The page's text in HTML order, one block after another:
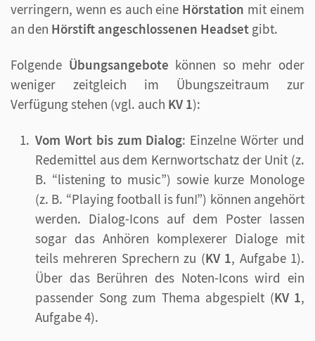
verringern, wenn es auch eine Hörstation mit einem
an den Hörstift angeschlossenen Headset gibt.
Folgende Übungsangebote können so mehr oder
weniger zeitgleich im Übungszeitraum zur
Verfügung stehen (vgl. auch KV 1):
Vom Wort bis zum Dialog: Einzelne Wörter und
Redemittel aus dem Kernwortschatz der Unit (z.
B. “listening to music”) sowie kurze Monologe
(z. B. “Playing football is fun!”) können angehört
werden. Dialog-Icons auf dem Poster lassen
sogar das Anhören komplexerer Dialoge mit
teils mehreren Sprechern zu (KV 1, Aufgabe 1).
Über das Berühren des Noten-Icons wird ein
passender Song zum Thema abgespielt (KV 1,
Aufgabe 4).